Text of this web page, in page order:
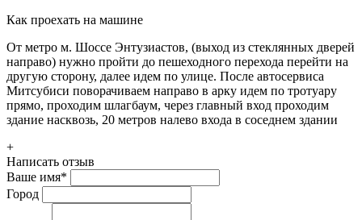
Как проехать на машине
От метро м. Шоссе Энтузиастов, (выход из стеклянных дверей
направо) нужно пройти до пешеходного перехода перейти на
другую сторону, далее идем по улице. После автосервиса
Митсубиси поворачиваем направо в арку идем по тротуару
прямо, проходим шлагбаум, через главный вход проходим
здание насквозь, 20 метров налево входа в соседнем здании
+
Написать отзыв
Ваше имя*
Город